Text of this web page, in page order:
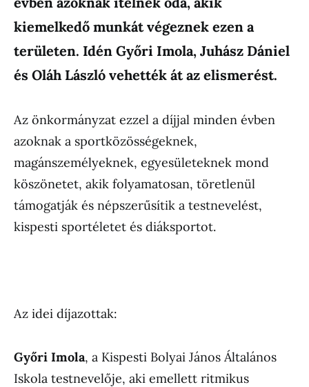
kiemelkedő munkát végeznek ezen a
területen. Idén Győri Imola, Juhász Dániel
és Oláh László vehették át az elismerést.
Az önkormányzat ezzel a díjjal minden évben
azoknak a sportközösségeknek,
magánszemélyeknek, egyesületeknek mond
köszönetet, akik folyamatosan, töretlenül
támogatják és népszerűsítik a testnevelést,
kispesti sportéletet és diáksportot.
Az idei díjazottak:
Győri Imola, a Kispesti Bolyai János Általános
Iskola testnevelője, aki emellett ritmikus